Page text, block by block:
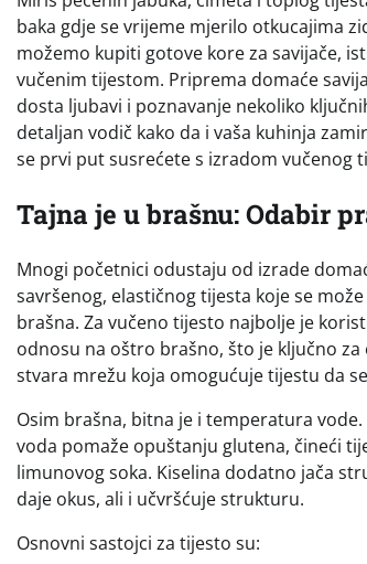
baka gdje se vrijeme mjerilo otkucajima
možemo kupiti gotove kore za savijače,
vučenim tijestom. Priprema domaće
dosta ljubavi i poznavanje nekoliko
detaljan vodič kako da i vaša kuhinja
se prvi put susrećete s izradom vučenog
Tajna je u brašnu: Odabir
Mnogi početnici odustaju od izrade
savršenog, elastičnog tijesta koje se
brašna. Za vučeno tijesto najbolje je
odnosu na oštro brašno, što je ključno
stvara mrežu koja omogućuje tijestu da
Osim brašna, bitna je i temperatura
voda pomaže opuštanju glutena, čineći
limunovog soka. Kiselina dodatno jača
daje okus, ali i učvršćuje strukturu.
Osnovni sastojci za tijesto su: